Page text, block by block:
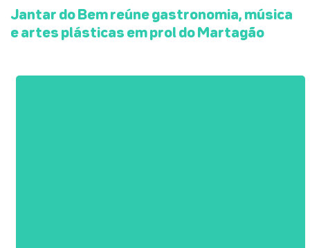
Jantar do Bem reúne gastronomia, música
e artes plásticas em prol do Martagão